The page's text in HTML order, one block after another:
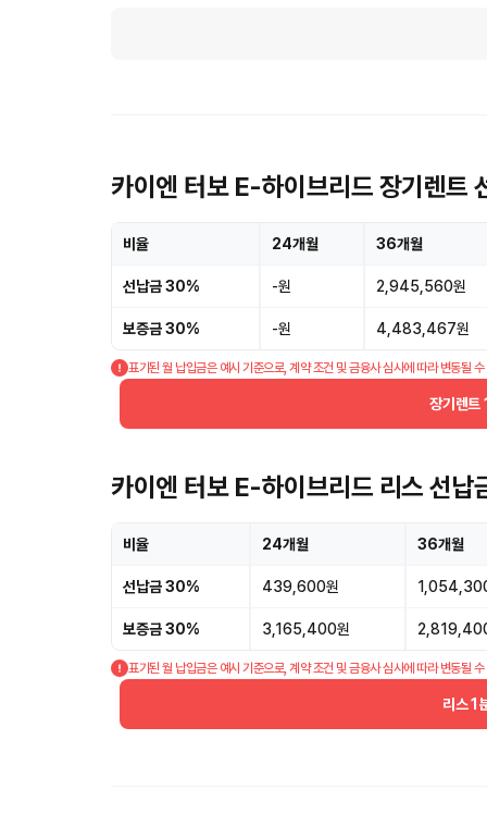
카이엔 터보 E-하이브리드 장기렌트
비율 24개월 36개월
선납금 30% -원 2,945,560원
보증금 30% -원 4,483,467원
표기된 월 납입금은 예시 기준으로, 계약 조건 및 금융사 심사에 따라 변동될 수
장기렌트
카이엔 터보 E-하이브리드 리스 선납
비율 24개월 36개월
선납금 30% 439,600원
보증금 30% 3,165,400원
표기된 월 납입금은 예시 기준으로, 계약 조건 및 금융사 심사에 따라 변동될 수
리스 1